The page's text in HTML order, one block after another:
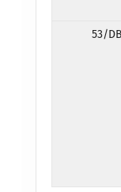
53/